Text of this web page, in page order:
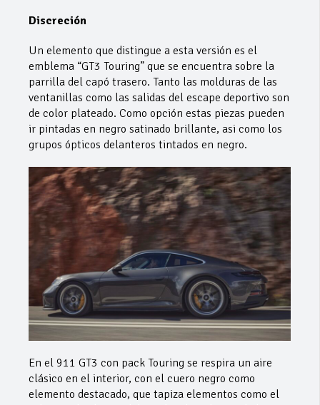
Discreción
Un elemento que distingue a esta versión es el
emblema “GT3 Touring” que se encuentra sobre la
parrilla del capó trasero. Tanto las molduras de las
ventanillas como las salidas del escape deportivo son
de color plateado. Como opción estas piezas pueden
ir pintadas en negro satinado brillante, asi como los
grupos ópticos delanteros tintados en negro.
En el 911 GT3 con pack Touring se respira un aire
clásico en el interior, con el cuero negro como
elemento destacado, que tapiza elementos como el